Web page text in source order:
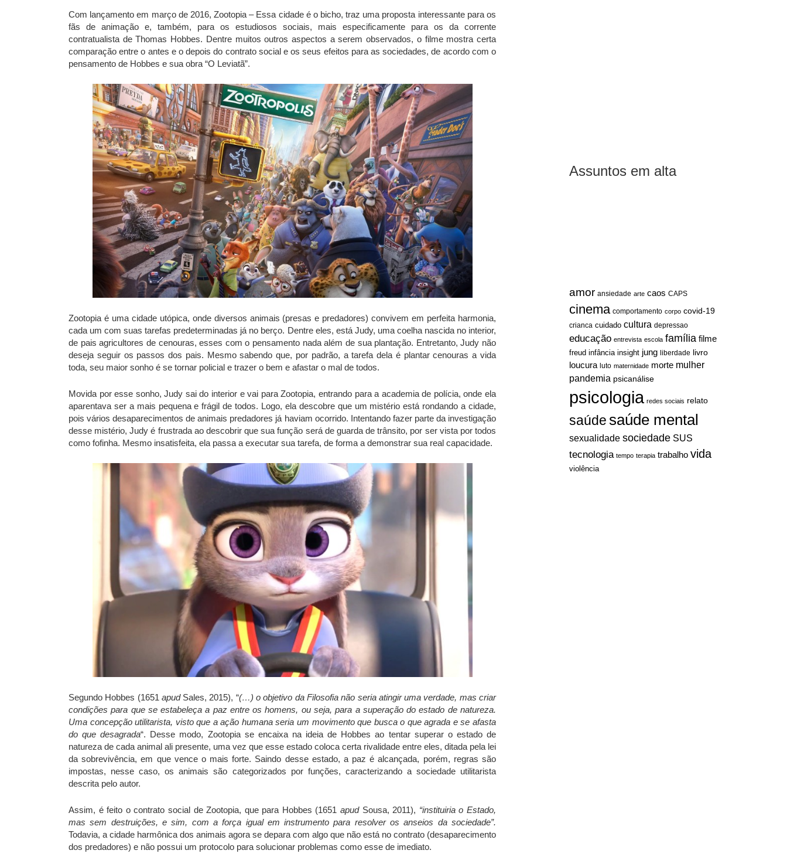
Assuntos em alta
amor ansiedade arte caos CAPS
cinema comportamento corpo covid-19
crianca cuidado cultura depressao
educação entrevista escola família filme
freud infância insight jung liberdade livro
loucura luto maternidade morte mulher
pandemia psicanálise
psicologia redes sociais relato
saúdesaúde mental
sexualidade sociedade SUS
tecnologia tempo terapia trabalho vida
violência
Com lançamento em março de 2016, Zootopia – Essa cidade é o bicho, traz uma proposta interessante para os
fãs de animação e, também, para os estudiosos sociais, mais especificamente para os da corrente
contratualista de Thomas Hobbes. Dentre muitos outros aspectos a serem observados, o filme mostra certa
comparação entre o antes e o depois do contrato social e os seus efeitos para as sociedades, de acordo com o
pensamento de Hobbes e sua obra “O Leviatã”.
Zootopia é uma cidade utópica, onde diversos animais (presas e predadores) convivem em perfeita harmonia,
cada um com suas tarefas predeterminadas já no berço. Dentre eles, está Judy, uma coelha nascida no interior,
de pais agricultores de cenouras, esses com o pensamento nada além de sua plantação. Entretanto, Judy não
deseja seguir os passos dos pais. Mesmo sabendo que, por padrão, a tarefa dela é plantar cenouras a vida
toda, seu maior sonho é se tornar policial e trazer o bem e afastar o mal de todos.
Movida por esse sonho, Judy sai do interior e vai para Zootopia, entrando para a academia de polícia, onde ela
aparentava ser a mais pequena e frágil de todos. Logo, ela descobre que um mistério está rondando a cidade,
pois vários desaparecimentos de animais predadores já haviam ocorrido. Intentando fazer parte da investigação
desse mistério, Judy é frustrada ao descobrir que sua função será de guarda de trânsito, por ser vista por todos
como fofinha. Mesmo insatisfeita, ela passa a executar sua tarefa, de forma a demonstrar sua real capacidade.
Segundo Hobbes (1651 apudSales, 2015), “(…) o objetivo da Filosofia não seria atingir uma verdade, mas criar
condições para que se estabeleça a paz entre os homens, ou seja, para a superação do estado de natureza.
Uma concepção utilitarista, visto que a ação humana seria um movimento que busca o que agrada e se afasta
do que desagrada“. Desse modo, Zootopia se encaixa na ideia de Hobbes ao tentar superar o estado de
natureza de cada animal ali presente, uma vez que esse estado coloca certa rivalidade entre eles, ditada pela lei
da sobrevivência, em que vence o mais forte. Saindo desse estado, a paz é alcançada, porém, regras são
impostas, nesse caso, os animais são categorizados por funções, caracterizando a sociedade utilitarista
descrita pelo autor.
Assim, é feito o contrato social de Zootopia, que para Hobbes (1651apudSousa, 2011), “instituiria o Estado,
mas sem destruições, e sim, com a força igual em instrumento para resolver os anseios da sociedade”.
Todavia, a cidade harmônica dos animais agora se depara com algo que não está no contrato (desaparecimento
dos predadores) e não possui um protocolo para solucionar problemas como esse de imediato.